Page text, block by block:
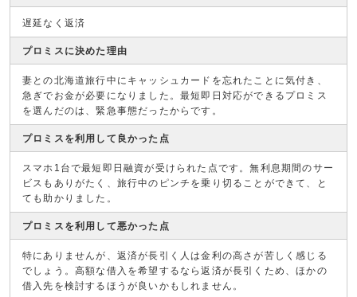
遅延なく返済
プロミスに決めた理由
妻との北海道旅行中にキャッシュカードを忘れたことに気付き、
急ぎでお金が必要になりました。最短即日対応ができるプロミス
を選んだのは、緊急事態だったからです。
プロミスを利用して良かった点
スマホ1台で最短即日融資が受けられた点です。無利息期間のサー
ビスもありがたく、旅行中のピンチを乗り切ることができて、と
ても助かりました。
プロミスを利用して悪かった点
特にありませんが、返済が長引く人は金利の高さが苦しく感じる
でしょう。高額な借入を希望するなら返済が長引くため、ほかの
借入先を検討するほうが良いかもしれません。